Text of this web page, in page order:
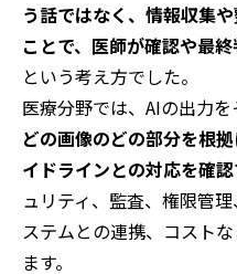
う話ではなく、情報収集
ことで、医師が確認や最
という考え方でした。
医療分野では、AIの出力を
どの画像のどの部分を根
イドラインとの対応を確
ュリティ、監査、権限管
ステムとの連携、コスト
ます。